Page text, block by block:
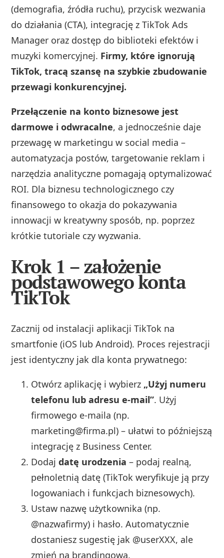
(demografia, źródła ruchu), przycisk wezwania
do działania (CTA), integrację z TikTok Ads
Manager oraz dostęp do biblioteki efektów i
muzyki komercyjnej. Firmy, które ignorują
TikTok, tracą szansę na szybkie zbudowanie
przewagi konkurencyjnej.
Przełączenie na konto biznesowe jest
darmowe i odwracalne, a jednocześnie daje
przewagę w marketingu w social media –
automatyzacja postów, targetowanie reklam i
narzędzia analityczne pomagają optymalizować
ROI. Dla biznesu technologicznego czy
finansowego to okazja do pokazywania
innowacji w kreatywny sposób, np. poprzez
krótkie tutoriale czy wyzwania.
Krok 1 – założenie
podstawowego konta
TikTok
Zacznij od instalacji aplikacji TikTok na
smartfonie (iOS lub Android). Proces rejestracji
jest identyczny jak dla konta prywatnego:
Otwórz aplikację i wybierz „Użyj numeru
telefonu lub adresu e-mail”. Użyj
firmowego e-maila (np.
marketing@firma.pl) – ułatwi to późniejszą
integrację z Business Center.
Dodajdatę urodzenia – podaj realną,
pełnoletnią datę (TikTok weryfikuje ją przy
logowaniach i funkcjach biznesowych).
Ustaw nazwę użytkownika (np.
@nazwafirmy) i hasło. Automatycznie
dostaniesz sugestię jak @userXXX, ale
zmień na brandingową.